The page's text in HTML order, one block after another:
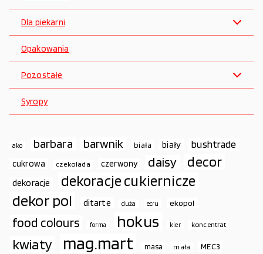
Dla piekarni
Opakowania
Pozostałe
Syropy
ako barbara barwnik biała biały bushtrade
cukrowa czekolada czerwony daisy decor
dekoracje dekoracje cukiernicze
dekor pol ditarte duża ecru ekopol
food colours forma hokus kier koncentrat
kwiaty mag.mart masa mała MEC3